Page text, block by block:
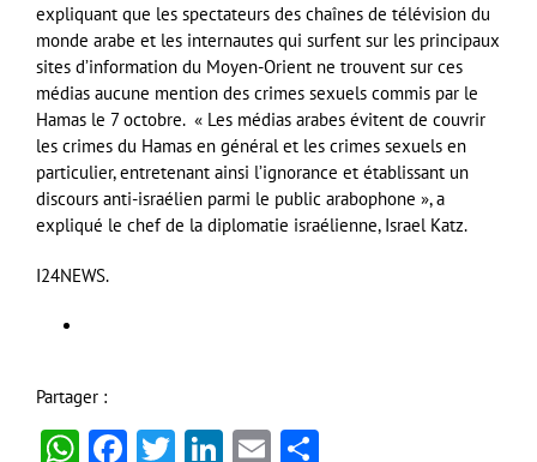
expliquant que les spectateurs des chaînes de télévision du
monde arabe et les internautes qui surfent sur les principaux
sites d’information du Moyen-Orient ne trouvent sur ces
médias aucune mention des crimes sexuels commis par le
Hamas le 7 octobre. « Les médias arabes évitent de couvrir
les crimes du Hamas en général et les crimes sexuels en
particulier, entretenant ainsi l’ignorance et établissant un
discours anti-israélien parmi le public arabophone », a
expliqué le chef de la diplomatie israélienne, Israel Katz.
I24NEWS.
Partager :
WhatsApp
Facebook
Twitter
LinkedIn
Email